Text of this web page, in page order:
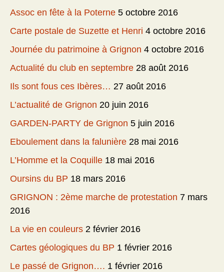
Assoc en fête à la Poterne 5 octobre 2016
Carte postale de Suzette et Henri 4 octobre 2016
Journée du patrimoine à Grignon 4 octobre 2016
Actualité du club en septembre 28 août 2016
Ils sont fous ces Ibères… 27 août 2016
L’actualité de Grignon 20 juin 2016
GARDEN-PARTY de Grignon 5 juin 2016
Eboulement dans la falunière 28 mai 2016
L’Homme et la Coquille 18 mai 2016
Oursins du BP 18 mars 2016
GRIGNON : 2ème marche de protestation 7 mars
2016
La vie en couleurs 2 février 2016
Cartes géologiques du BP 1 février 2016
Le passé de Grignon…. 1 février 2016